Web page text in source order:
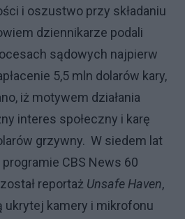
i oszustwo przy składaniu
dziennikarze podali
sądowych najpierw
5,5 mln dolarów kary,
iż motywem działania
interes społeczny i karę
grzywny. W siedem lat
CBS News 60
reportaż Unsafe Haven,
ukrytej kamery i mikrofonu